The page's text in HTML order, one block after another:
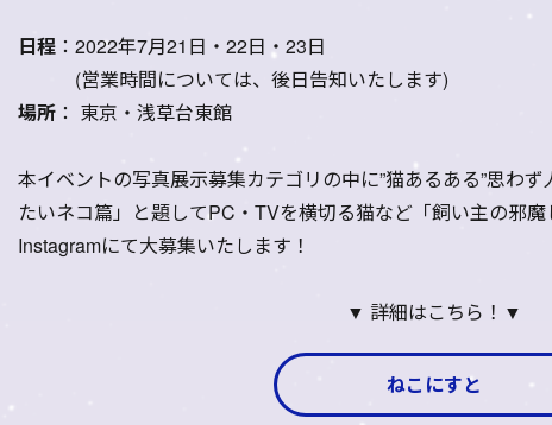
日程 ：2022年7月21日・22日・23日
(営業時間については、後日告知いたします)
場所 ： 東京・浅草台東館
本イベントの写真展示募集カテゴリの中に”猫あるある”思わ
たいネコ篇」と題してPC・TVを横切る猫など「飼い主の邪
Instagramにて大募集いたします！
▼ 詳細はこちら！▼
ねこにすと